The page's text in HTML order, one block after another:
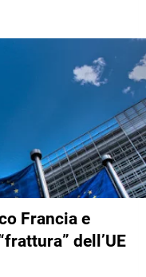
Francia e
dell’UE